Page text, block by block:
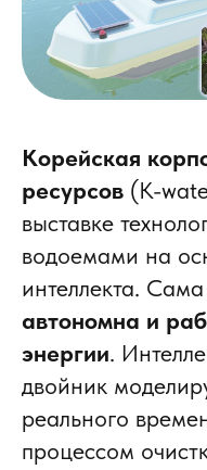
Корейская
ресурсов (K-
выставке
водоемами на
интеллекта. Сама
автономна и
энергии.
двойник
реального
процессом